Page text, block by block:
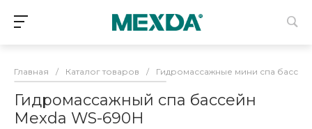
Главная / Каталог товаров / Гидромассажные мини спа
Гидромассажный спа бассейн
Mexda WS-690H